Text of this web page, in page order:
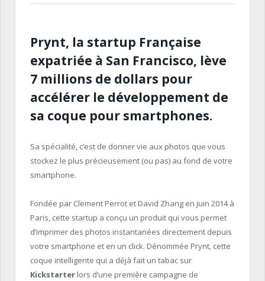
Prynt, la startup Française
expatriée à San Francisco, lève
7 millions de dollars pour
accélérer le développement de
sa coque pour smartphones.
Sa spécialité, c’est de donner vie aux photos que vous
stockez le plus précieusement (ou pas) au fond de votre
smartphone.
Fondée par Clement Perrot et David Zhang en juin 2014 à
Paris, cette startup a conçu un produit qui vous permet
d’imprimer des photos instantanées directement depuis
votre smartphone et en un click. Dénommée Prynt, cette
coque intelligente qui a déjà fait un tabac sur
Kickstarter lors d’une première campagne de